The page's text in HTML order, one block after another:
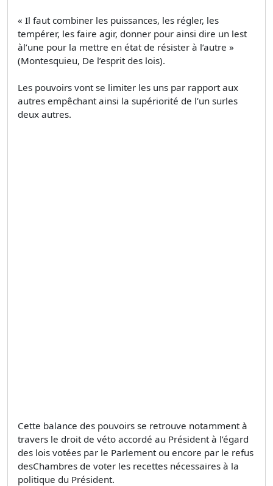
« Il faut combiner les puissances, les régler, les
tempérer, les faire agir, donner pour ainsi dire un lest
àl’une pour la mettre en état de résister à l’autre »
(Montesquieu, De l’esprit des lois).
Les pouvoirs vont se limiter les uns par rapport aux
autres empêchant ainsi la supériorité de l’un surles
deux autres.
Cette balance des pouvoirs se retrouve notamment à
travers le droit de véto accordé au Président à l’égard
des lois votées par le Parlement ou encore par le refus
desChambres de voter les recettes nécessaires à la
politique du Président.